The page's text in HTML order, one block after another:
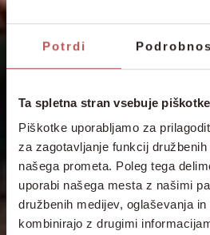
Potrdi
Ta spletna stran vsebuje piškotke
Piškotke uporabljamo za
za zagotavljanje funkcij
našega prometa. Poleg tega
uporabi našega mesta z našimi
družbenih medijev, oglaševanja
kombinirajo z drugimi